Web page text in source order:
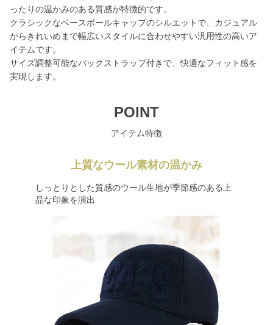
ったりの温かみのある質感が特徴的です。
クラシックなベースボールキャップのシルエットで、カジュアル
からきれいめまで幅広いスタイルに合わせやすい汎用性の高いア
イテムです。
サイズ調整可能なバックストラップ付きで、快適なフィット感を
実現します。
POINT
アイテム特徴
上質なウール素材の温かみ
しっとりとした質感のウール生地が季節感のある上
品な印象を演出